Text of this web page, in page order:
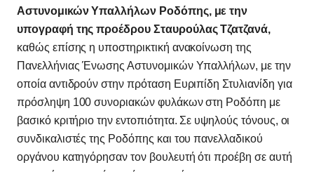
Αστυνομικών Υπαλλήλων Ροδόπης, με την
υπογραφή της προέδρου Σταυρούλας Τζατζανά,
καθώς επίσης η υποστηρικτική ανακοίνωση της
Πανελλήνιας Ένωσης Αστυνομικών Υπαλλήλων, με την
οποία αντιδρούν στην πρόταση Ευριπίδη Στυλιανίδη για
πρόσληψη 100 συνοριακών φυλάκων στη Ροδόπη με
βασικό κριτήριο την εντοπιότητα. Σε υψηλούς τόνους, οι
συνδικαλιστές της Ροδόπης και του πανελλαδικού
οργάνου κατηγόρησαν τον βουλευτή ότι προέβη σε αυτή